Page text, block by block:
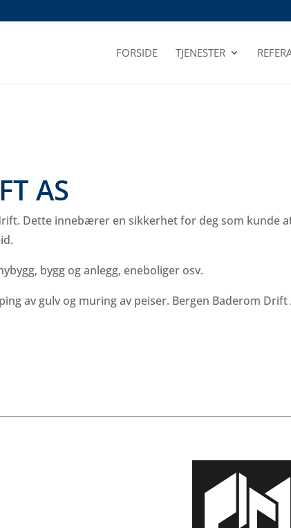
FORSIDE TJENESTER
AS
Dette innebærer en sikkerhet for deg som kunde
bygg og anlegg, eneboliger osv.
av gulv og muring av peiser. Bergen Baderom